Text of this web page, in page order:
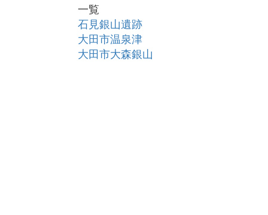
一覧
石見銀山遺跡
大田市温泉津
大田市大森銀山